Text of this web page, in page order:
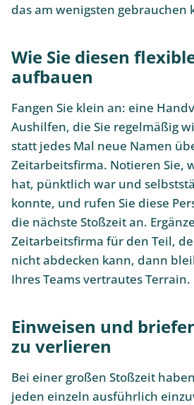
das am wenigsten gebrauchen
Wie Sie diesen
aufbauen
Fangen Sie klein an: eine
Aushilfen, die Sie regelmäßig
statt jedes Mal neue Namen
Zeitarbeitsfirma. Notieren Sie,
hat, pünktlich war und
konnte, und rufen Sie diese
die nächste Stoßzeit an.
Zeitarbeitsfirma für den Teil,
nicht abdecken kann, dann
Ihres Teams vertrautes Terrain.
Einweisen und
zu verlieren
Bei einer großen Stoßzeit
jeden einzeln ausführlich